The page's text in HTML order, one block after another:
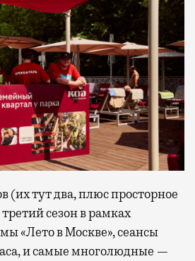
(их тут два, плюс просторное
сезон в рамках
«Лето в Москве», сеансы
и самые многолюдные —